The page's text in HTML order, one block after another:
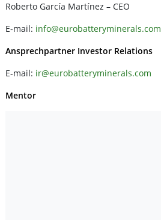
Roberto García Martínez – CEO
E-mail: info@eurobatteryminerals.com
Ansprechpartner Investor Relations
E-mail: ir@eurobatteryminerals.com
Mentor